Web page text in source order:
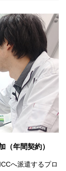
（年間契約）
へ派遣するプロ